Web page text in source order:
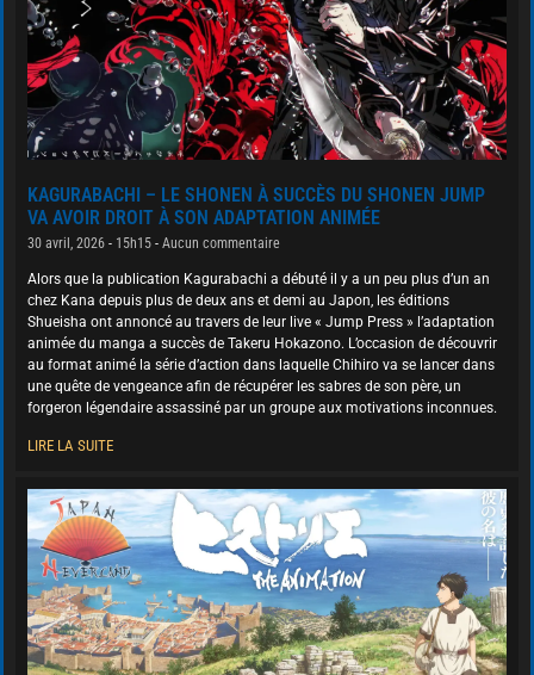
KAGURABACHI – LE SHONEN À SUCCÈS DU SHONEN JUMP
VA AVOIR DROIT À SON ADAPTATION ANIMÉE
30 avril, 2026 15h15 Aucun commentaire
Alors que la publication Kagurabachi a débuté il y a un peu plus d’un an
chez Kana depuis plus de deux ans et demi au Japon, les éditions
Shueisha ont annoncé au travers de leur live « Jump Press » l’adaptation
animée du manga a succès de Takeru Hokazono. L’occasion de découvrir
au format animé la série d’action dans laquelle Chihiro va se lancer dans
une quête de vengeance afin de récupérer les sabres de son père, un
forgeron légendaire assassiné par un groupe aux motivations inconnues.
LIRE LA SUITE